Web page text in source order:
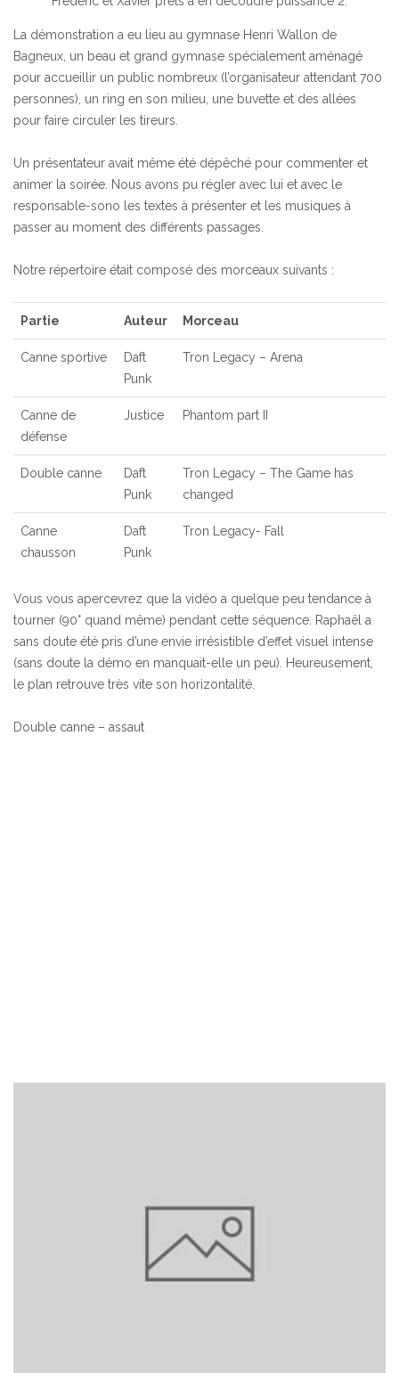
La démonstration a eu lieu au gymnase Henri Wallon de
Bagneux, un beau et grand gymnase spécialement aménagé
pour accueillir un public nombreux (l’organisateur attendant 700
personnes), un ring en son milieu, une buvette et des allées
pour faire circuler les tireurs.
Un présentateur avait même été dépêché pour commenter et
animer la soirée. Nous avons pu régler avec lui et avec le
responsable-sono les textes à présenter et les musiques à
passer au moment des différents passages.
Notre répertoire était composé des morceaux suivants :
Partie Auteur Morceau
Canne sportive
Daft
Punk
Tron Legacy – Arena
Canne de
défense
Justice Phantom part II
Double canne
Daft
Punk
Tron Legacy – The Game has
changed
Canne
chausson
Daft
Punk
Tron Legacy- Fall
Vous vous apercevrez que la vidéo a quelque peu tendance à
tourner (90° quand même) pendant cette séquence. Raphaël a
sans doute été pris d’une envie irrésistible d’effet visuel intense
(sans doute la démo en manquait-elle un peu). Heureusement,
le plan retrouve très vite son horizontalité.
Double canne – assaut